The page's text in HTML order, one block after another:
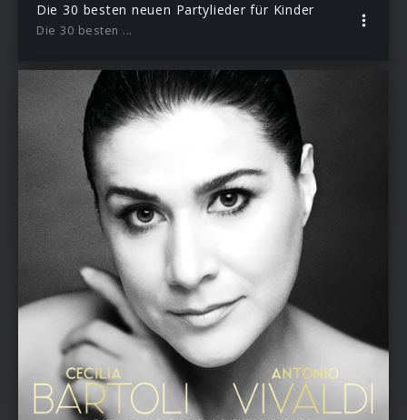
Die 30 besten neuen Partylieder für Kinder
Die 30 besten ...